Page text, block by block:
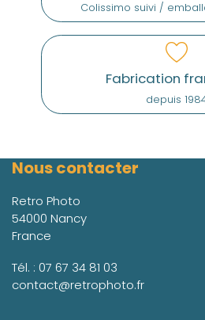
Colissimo suivi /
Fabrication
depuis
Nous contacter
Retro Photo
54000 Nancy
France
Tél. : 07 67 34 81 03
contact@retrophoto.fr